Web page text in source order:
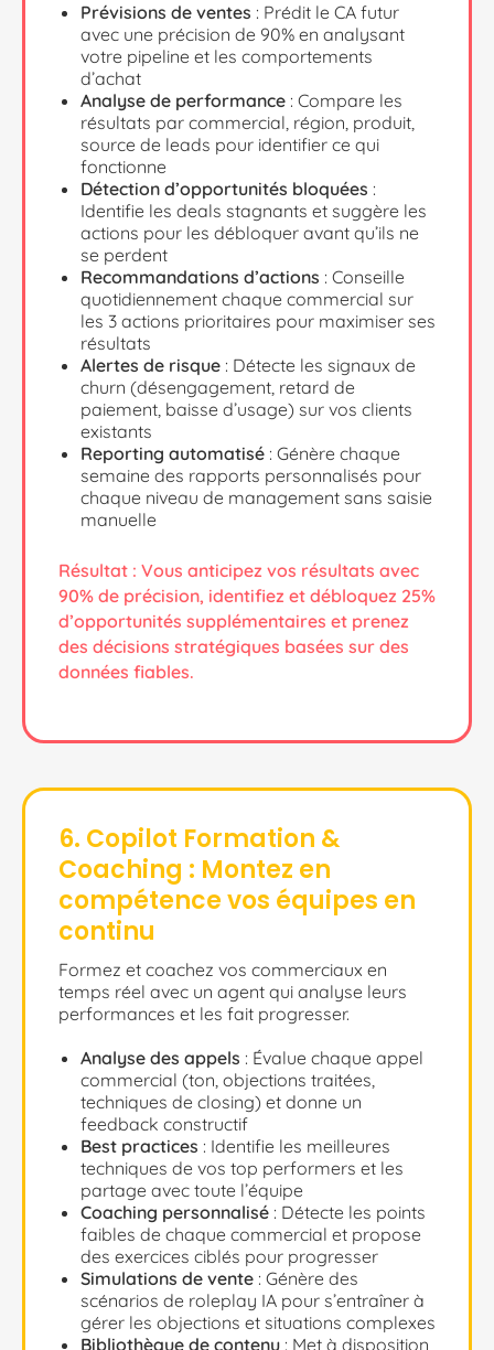
Prévisions de ventes : Prédit le CA futur
avec une précision de 90% en analysant
votre pipeline et les comportements
d’achat
Analyse de performance : Compare les
résultats par commercial, région, produit,
source de leads pour identifier ce qui
fonctionne
Détection d’opportunités bloquées :
Identifie les deals stagnants et suggère les
actions pour les débloquer avant qu’ils ne
se perdent
Recommandations d’actions : Conseille
quotidiennement chaque commercial sur
les 3 actions prioritaires pour maximiser ses
résultats
Alertes de risque : Détecte les signaux de
churn (désengagement, retard de
paiement, baisse d’usage) sur vos clients
existants
Reporting automatisé : Génère chaque
semaine des rapports personnalisés pour
chaque niveau de management sans saisie
manuelle
Résultat : Vous anticipez vos résultats avec
90% de précision, identifiez et débloquez 25%
d’opportunités supplémentaires et prenez
des décisions stratégiques basées sur des
données fiables.
6. Copilot Formation &
Coaching : Montez en
compétence vos équipes en
continu
Formez et coachez vos commerciaux en
temps réel avec un agent qui analyse leurs
performances et les fait progresser.
Analyse des appels : Évalue chaque appel
commercial (ton, objections traitées,
techniques de closing) et donne un
feedback constructif
Best practices : Identifie les meilleures
techniques de vos top performers et les
partage avec toute l’équipe
Coaching personnalisé : Détecte les points
faibles de chaque commercial et propose
des exercices ciblés pour progresser
Simulations de vente : Génère des
scénarios de roleplay IA pour s’entraîner à
gérer les objections et situations complexes
Bibliothèque de contenu : Met à disposition